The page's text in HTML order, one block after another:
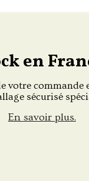
en
votre commande
sécurisé
En savoir plus.